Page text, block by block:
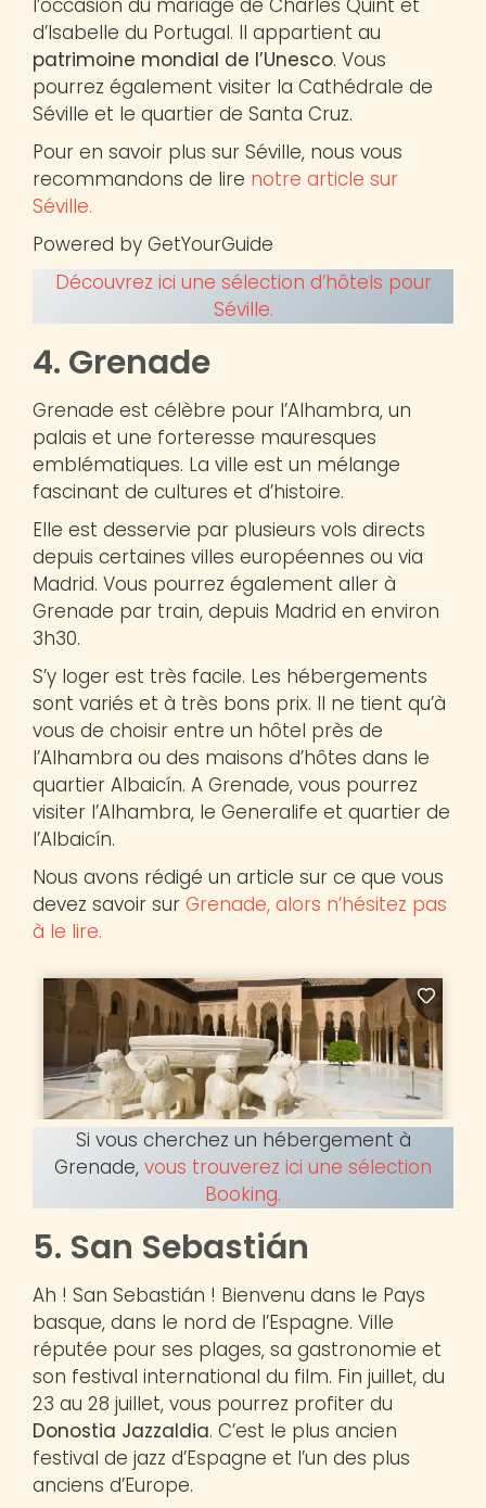
l’occasion du mariage de Charles Quint et
d’Isabelle du Portugal. Il appartient au
patrimoine mondial de l’Unesco. Vous
pourrez également visiter la Cathédrale de
Séville et le quartier de Santa Cruz.
Pour en savoir plus sur Séville, nous vous
recommandons de lire notre article sur
Séville.
Powered by GetYourGuide
Découvrez ici une sélection d’hôtels pour
Séville.
4. Grenade
Grenade est célèbre pour l’Alhambra, un
palais et une forteresse mauresques
emblématiques. La ville est un mélange
fascinant de cultures et d’histoire.
Elle est desservie par plusieurs vols directs
depuis certaines villes européennes ou via
Madrid. Vous pourrez également aller à
Grenade par train, depuis Madrid en environ
3h30.
S’y loger est très facile. Les hébergements
sont variés et à très bons prix. Il ne tient qu’à
vous de choisir entre un hôtel près de
l’Alhambra ou des maisons d’hôtes dans le
quartier Albaicín. A Grenade, vous pourrez
visiter l’Alhambra, le Generalife et quartier de
l’Albaicín.
Nous avons rédigé un article sur ce que vous
devez savoir sur Grenade, alors n’hésitez pas
à le lire.
Si vous cherchez un hébergement à
Grenade, vous trouverez ici une sélection
Booking.
5. San Sebastián
Ah ! San Sebastián ! Bienvenu dans le Pays
basque, dans le nord de l’Espagne. Ville
réputée pour ses plages, sa gastronomie et
son festival international du film. Fin juillet, du
23 au 28 juillet, vous pourrez profiter du
Donostia Jazzaldia. C’est le plus ancien
festival de jazz d’Espagne et l’un des plus
anciens d’Europe.